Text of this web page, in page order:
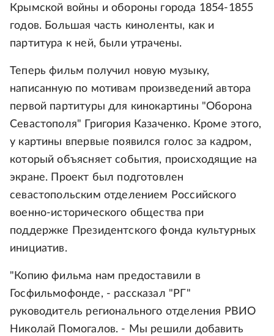
Крымской войны и обороны города 1854-1855
годов. Большая часть киноленты, как и
партитура к ней, были утрачены.
Теперь фильм получил новую музыку,
написанную по мотивам произведений автора
первой партитуры для кинокартины "Оборона
Севастополя" Григория Казаченко. Кроме этого,
у картины впервые появился голос за кадром,
который объясняет события, происходящие на
экране. Проект был подготовлен
севастопольским отделением Российского
военно-исторического общества при
поддержке Президентского фонда культурных
инициатив.
"Копию фильма нам предоставили в
Госфильмофонде, - рассказал "РГ"
руководитель регионального отделения РВИО
Николай Помогалов. - Мы решили добавить